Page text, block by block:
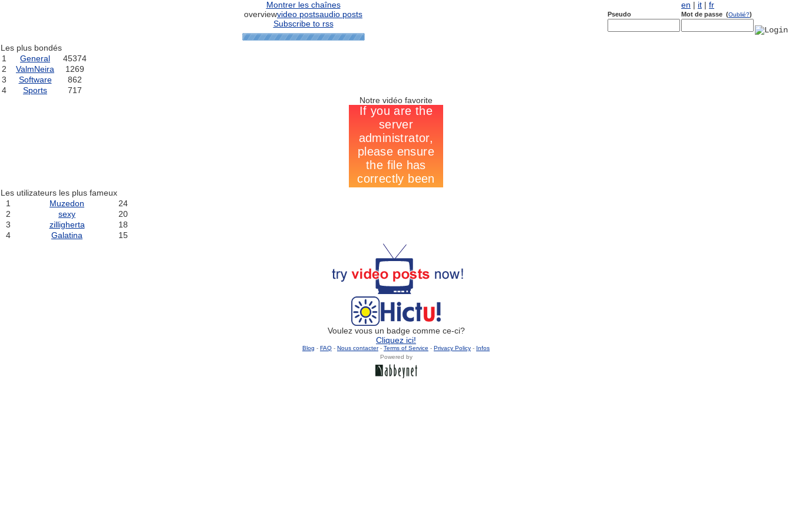
en | it | fr
Pseudo Mot de passe (Oublié?)
Montrer les chaînes
overviewvideo postsaudio posts
Subscribe to rss
Les plus bondés
1
General
45374
2
ValmNeira
1269
3
Software
862
4
Sports
717
Notre vidéo favorite
Les utilizateurs les plus fameux
1
Muzedon
24
2
sexy
20
3
zilligherta
18
4
Galatina 15
Voulez vous un badge comme ce-ci?
Cliquez ici!
Blog - FAQ - Nous contacter- Terms of Service - Privacy Policy - Infos
Powered by